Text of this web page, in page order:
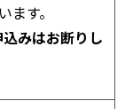
す。
みはお断りし